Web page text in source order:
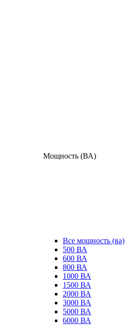
Мощность (ВА)
Все мощность (ва)
500 ВА
600 ВА
800 ВА
1000 ВА
1500 ВА
2000 ВА
3000 ВА
5000 ВА
6000 ВА